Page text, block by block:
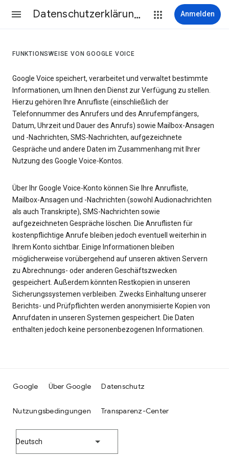
Datenschutzerklärung & Nutzungsbedingungen Anmelden
FUNKTIONSWEISE VON GOOGLE VOICE
Google Voice speichert, verarbeitet und verwaltet bestimmte
Informationen, um Ihnen den Dienst zur Verfügung zu stellen.
Hierzu gehören Ihre Anrufliste (einschließlich der
Telefonnummer des Anrufers und des Anrufempfängers,
Datum, Uhrzeit und Dauer des Anrufs) sowie Mailbox-Ansagen
und -Nachrichten, SMS-Nachrichten, aufgezeichnete
Gespräche und andere Daten im Zusammenhang mit Ihrer
Nutzung des Google Voice-Kontos.
Über Ihr Google Voice-Konto können Sie Ihre Anrufliste,
Mailbox-Ansagen und -Nachrichten (sowohl Audionachrichten
als auch Transkripte), SMS-Nachrichten sowie
aufgezeichneten Gespräche löschen. Die Anruflisten für
kostenpflichtige Anrufe bleiben jedoch eventuell weiterhin in
Ihrem Konto sichtbar. Einige Informationen bleiben
möglicherweise vorübergehend auf unseren aktiven Servern
zu Abrechnungs- oder anderen Geschäftszwecken
gespeichert. Außerdem könnten Restkopien in unseren
Sicherungssystemen verbleiben. Zwecks Einhaltung unserer
Berichts- und Prüfpflichten werden anonymisierte Kopien von
Anrufdaten in unseren Systemen gespeichert. Die Daten
enthalten jedoch keine personenbezogenen Informationen.
Google Über Google Datenschutz
Nutzungsbedingungen Transparenz-Center
Deutsch